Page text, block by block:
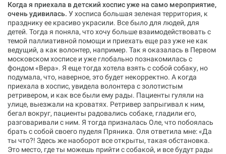
Когда я приехала в детский хоспис уже на само мероприятие,
очень удивилась. У хосписа большая зеленая территория, к
празднику ее красиво украсили. Все было для людей, для
детей. Тогда я поняла, что хочу больше взаимодействовать с
темой паллиативной помощи и приехать еще раз уже не как
ведущий, а как волонтер, например. Так я оказалась в Первом
московском хосписе и уже глобально познакомилась с
фондом «‎Вера». Я еще тогда хотела взять с собой собаку, но
подумала, что, наверное, это будет некорректно. А когда
приехала в хоспис, увидела волонтера с золотистым
ретривером, и как все были ему рады. Пациенты гуляли на
улице, выезжали на кроватях. Ретривер запрыгивал к ним,
бегал вокруг, пациенты радовались собаке, гладили его,
разговаривали с ним. Я тогда призналась Оле, что побоялась
брать с собой своего пуделя Пряника. Оля ответила мне: «Да
ты что?! Здесь же наоборот все открыты, такая обстановка.
Это место, где ты можешь прийти с собакой, и все будут рады